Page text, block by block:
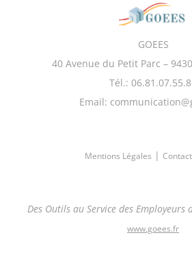
GOEES
40 Avenue du Petit Parc –
Tél.:
Email:
Mentions Légales |
Des Outils au Service des Employeurs
www.goees.fr